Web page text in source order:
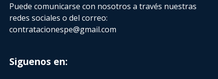
Puede comunicarse con nosotros a través nuestras
redes sociales o del correo:
contratacionespe@gmail.com
Siguenos en: